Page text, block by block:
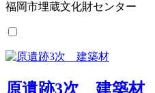
福岡市埋蔵文化財センター
原遺跡3次 建築材